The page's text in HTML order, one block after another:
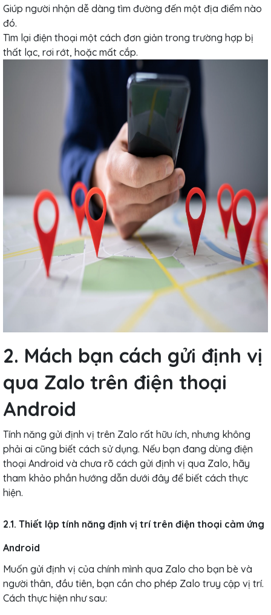
Giúp người nhận dễ dàng tìm đường đến một địa điểm nào
đó.
Tìm lại điện thoại một cách đơn giản trong trường hợp bị
thất lạc, rơi rớt, hoặc mất cắp.
2. Mách bạn cách gửi định vị
qua Zalo trên điện thoại
Android
Tính năng gửi định vị trên Zalo rất hữu ích, nhưng không
phải ai cũng biết cách sử dụng. Nếu bạn đang dùng điện
thoại Android và chưa rõ cách gửi định vị qua Zalo, hãy
tham khảo phần hướng dẫn dưới đây để biết cách thực
hiện.
2.1. Thiết lập tính năng định vị trí trên điện thoại cảm ứng
Android
Muốn gửi định vị của chính mình qua Zalo cho bạn bè và
người thân, đầu tiên, bạn cần cho phép Zalo truy cập vị trí.
Cách thực hiện như sau: